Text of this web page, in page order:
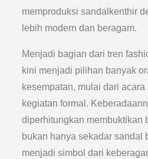
memproduksi sandalkenthir
lebih modern dan beragam.
Menjadi bagian dari tren
kini menjadi pilihan banyak
kesempatan, mulai dari
kegiatan formal.
diperhitungkan membuktikan
bukan hanya sekadar sandal
menjadi simbol dari